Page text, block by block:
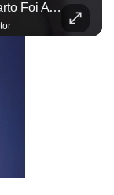
Antonio Banderas Revela Por Que Infarto Foi A ‘melhor Coisa’ Que Já Aconteceu Com Ele